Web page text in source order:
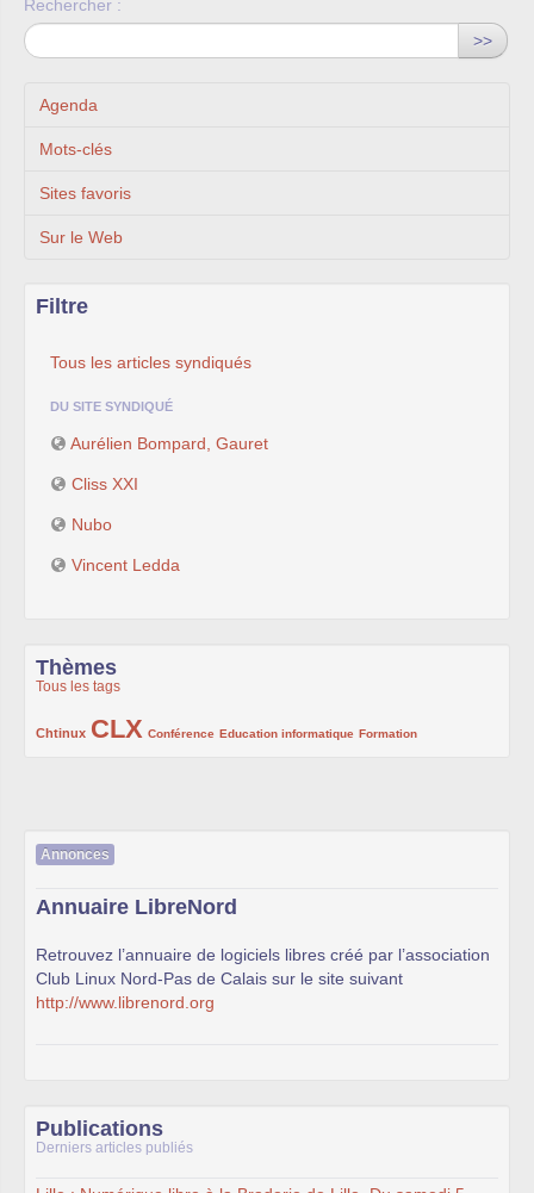
Rechercher :
>>
Agenda
Mots-clés
Sites favoris
Sur le Web
Filtre
Tous les articles syndiqués
DU SITE SYNDIQUÉ
Aurélien Bompard, Gauret
Cliss XXI
Nubo
Vincent Ledda
Thèmes
Tous les tags
Chtinux
222/1002CLX
1002/1002 Conférence
132/1002 Education informatique
119/1002 Formation
168/1002
Annonces
Annuaire LibreNord
Retrouvez l’annuaire de logiciels libres créé par l’association
Club Linux Nord-Pas de Calais sur le site suivant
http://www.librenord.org
Publications
Derniers articles publiés